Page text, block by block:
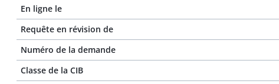
En ligne le
Requête en révision de
Numéro de la demande
Classe de la CIB